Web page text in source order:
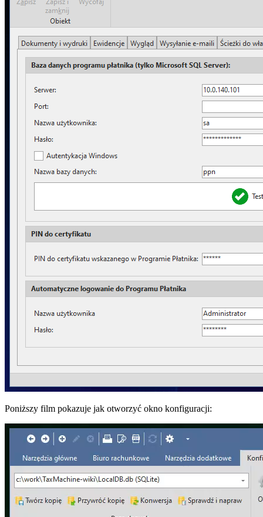
Poniższy film pokazuje jak otworzyć okno konfiguracji: